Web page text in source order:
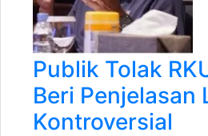
Publik Tolak
Beri Penjelasan
Kontroversial